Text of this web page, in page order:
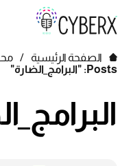
الصفحة الرئيسية /
Posts: "البرامج_الضارة"